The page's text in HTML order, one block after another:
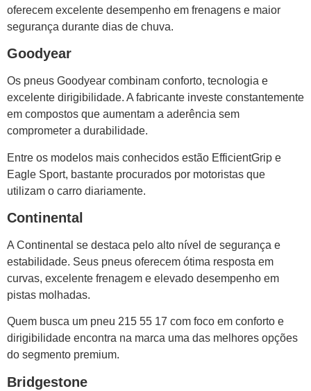
oferecem excelente desempenho em frenagens e maior
segurança durante dias de chuva.
Goodyear
Os pneus Goodyear combinam conforto, tecnologia e
excelente dirigibilidade. A fabricante investe constantemente
em compostos que aumentam a aderência sem
comprometer a durabilidade.
Entre os modelos mais conhecidos estão EfficientGrip e
Eagle Sport, bastante procurados por motoristas que
utilizam o carro diariamente.
Continental
A Continental se destaca pelo alto nível de segurança e
estabilidade. Seus pneus oferecem ótima resposta em
curvas, excelente frenagem e elevado desempenho em
pistas molhadas.
Quem busca um pneu 215 55 17 com foco em conforto e
dirigibilidade encontra na marca uma das melhores opções
do segmento premium.
Bridgestone